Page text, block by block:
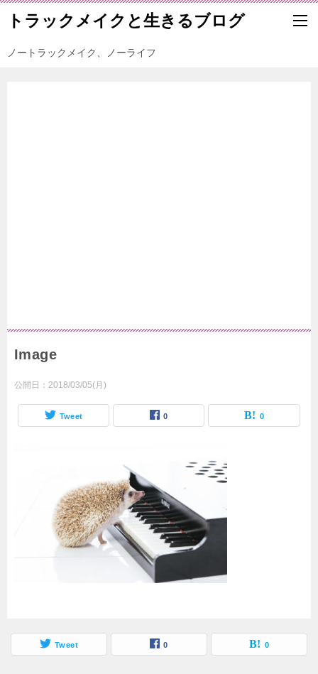
トラックメイクと生きるブログ
ノートラックメイク、ノーライフ
Image
公開日： 2018/03/05(月)
Tweet 0 0
Tweet 0 0